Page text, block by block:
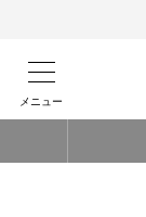
メニュー